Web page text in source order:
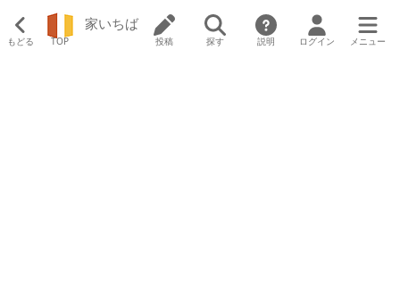
もどる TOP
家いちば
投稿 探す 説明 ログイン メニュー